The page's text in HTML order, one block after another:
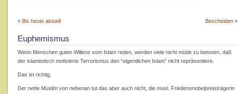
« Bis heute aktuell Bescheiden »
Euphemismus
Wenn Menschen guten Willens vom Islam reden, werden viele nicht müde zu betonen, daß
der islamistisch motivierte Terrorismus den “eigentlichen Islam” nicht repräsentiere.
Das ist richtig.
Der nette Muslim von nebenan tut das aber auch nicht, die musl. Friedensnobelpreisträgerin